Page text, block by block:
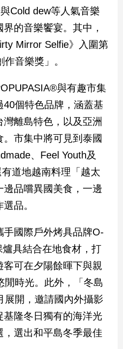
Cold dew等人氣音樂
的音樂饗宴。其中，
Mirror Selfie》入圍第
音樂獎」。
與有趣市集
個特色品牌，涵蓋基
離島特色，以及亞洲
市集中將可見到泰國
、Feel Youth及
道地越南料理「越太
邊品嚐異國美食，一邊
品。
手國際戶外烤具品牌O-
具結合在地食材，打
可在夕陽餘暉下與親
閒時光。此外，「冬島
展開，邀請國內外攝影
基隆冬日獨有的海洋光
選出和平島冬季最佳